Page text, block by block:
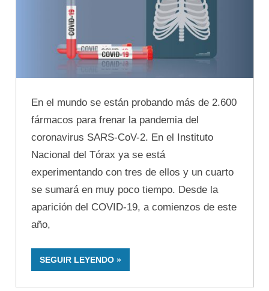
En el mundo se están probando más de 2.600
fármacos para frenar la pandemia del
coronavirus SARS-CoV-2. En el Instituto
Nacional del Tórax ya se está
experimentando con tres de ellos y un cuarto
se sumará en muy poco tiempo. Desde la
aparición del COVID-19, a comienzos de este
año,
SEGUIR LEYENDO